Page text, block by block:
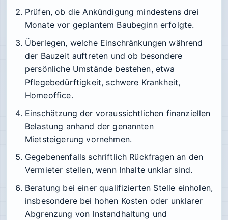
Prüfen, ob die Ankündigung mindestens drei
Monate vor geplantem Baubeginn erfolgte.
Überlegen, welche Einschränkungen während
der Bauzeit auftreten und ob besondere
persönliche Umstände bestehen, etwa
Pflegebedürftigkeit, schwere Krankheit,
Homeoffice.
Einschätzung der voraussichtlichen finanziellen
Belastung anhand der genannten
Mietsteigerung vornehmen.
Gegebenenfalls schriftlich Rückfragen an den
Vermieter stellen, wenn Inhalte unklar sind.
Beratung bei einer qualifizierten Stelle einholen,
insbesondere bei hohen Kosten oder unklarer
Abgrenzung von Instandhaltung und